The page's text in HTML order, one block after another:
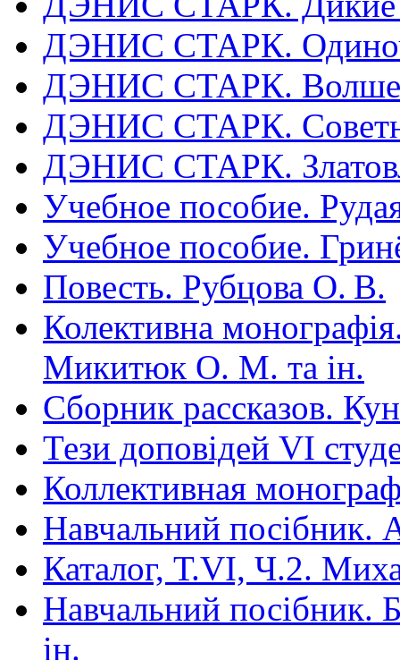
ДЭНИС СТАРК.
ДЭНИС СТАРК.
ДЭНИС СТАРК.
ДЭНИС СТАРК.
Учебное пособие.
Учебное пособие.
Повесть. Рубцова О. В.
Колективна
Микитюк О. М. та ін.
Сборник рассказов.
Тези доповідей VІ
Коллективная
Навчальний посібник.
Каталог, Т.VI, Ч.2.
Навчальний посібник.
ін.